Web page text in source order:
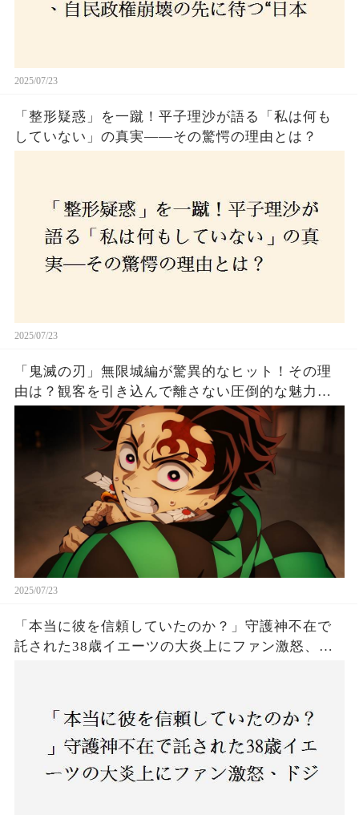
2025/07/23
「整形疑惑」を一蹴！平子理沙が語る「私は何も
していない」の真実——その驚愕の理由とは？
2025/07/23
「鬼滅の刃」無限城編が驚異的なヒット！その理
由は？観客を引き込んで離さない圧倒的な魅力と
2025/07/23
「本当に彼を信頼していたのか？」守護神不在で
託された38歳イエーツの大炎上にファン激怒、ド